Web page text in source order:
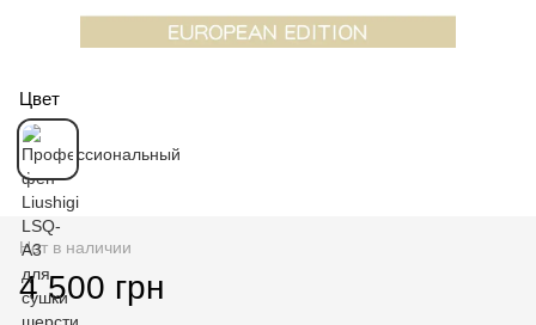
Цвет
Нет в наличии
4 500 грн